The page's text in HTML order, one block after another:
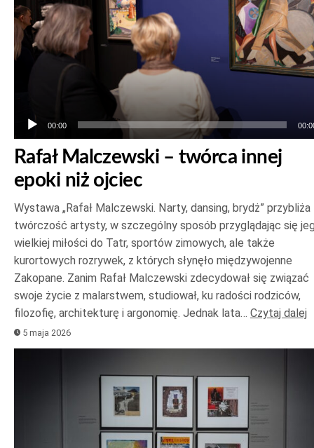
00:00
Rafał Malczewski – twórca innej
epoki niż ojciec
Wystawa „Rafał Malczewski. Narty, dansing, brydż” przybliża
twórczość artysty, w szczególny sposób przyglądając się
wielkiej miłości do Tatr, sportów zimowych, ale także
kurortowych rozrywek, z których słynęło międzywojenne
Zakopane. Zanim Rafał Malczewski zdecydował się związać
swoje życie z malarstwem, studiował, ku radości rodziców,
filozofię, architekturę i argonomię. Jednak lata… Czytaj dalej
5 maja 2026